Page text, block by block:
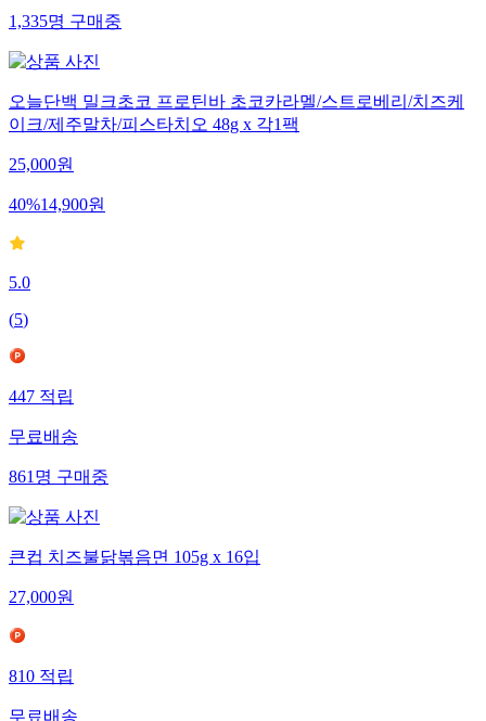
1,335명구매중
오늘단백 밀크초코 프로틴바 초코카라멜/스트로베리/치즈케
이크/제주말차/피스타치오 48g x 각1팩
25,000원
40%14,900원
5.0
(5)
447적립
무료배송
861명구매중
큰컵 치즈불닭볶음면 105g x 16입
27,000원
810적립